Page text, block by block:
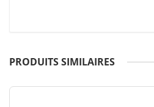
PRODUITS SIMILAIRES